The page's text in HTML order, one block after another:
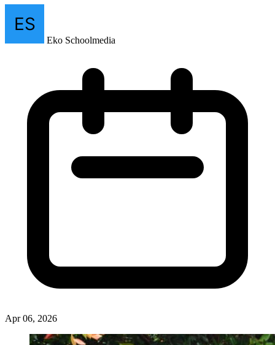
Komitmen 2.424 Taman Baca Masyarakat Diminta Lebih Perkuat Ekosistem Literasi di
Eko Schoolmedia